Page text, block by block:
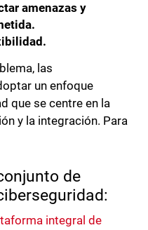
amenazas y
las
un enfoque
que se centre en la
y la integración. Para
de
integral de